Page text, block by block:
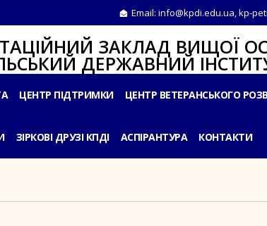
Email: info@kpdi.edu.ua,kp-
ЗАКЛАД ВИЩОЇ
ДЕРЖАВНИЙ
ЦЕНТР ПІДТРИМКИ ЦЕНТР ВЕТЕРАНСЬКОГО
ЗІРКОВІ ДРУЗІ КПДІ АСПІРАНТУРА КОНТАКТИ